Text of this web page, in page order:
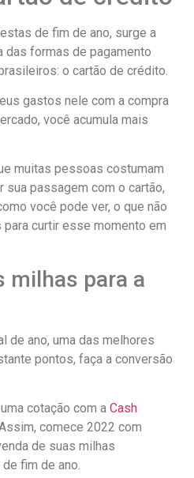
de fim de ano, surge a
das formas de pagamento
o cartão de crédito.
gastos nele com a compra
você acumula mais
muitas pessoas costumam
sua passagem com o cartão,
você pode ver, o que não
curtir esse momento em
milhas para a
de ano, uma das melhores
pontos, faça a conversão
cotação com a Cash
comece 2022 com
de suas milhas
fim de ano.